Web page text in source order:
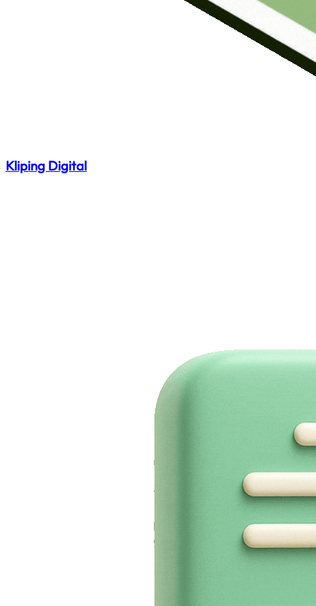
Kliping Digital